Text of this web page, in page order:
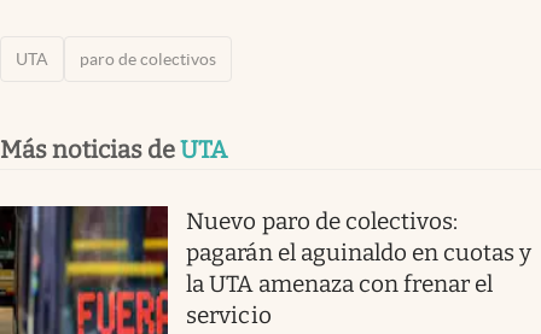
UTA paro de colectivos
Más noticias deUTA
Nuevo paro de colectivos:
pagarán el aguinaldo en cuotas y
la UTA amenaza con frenar el
servicio